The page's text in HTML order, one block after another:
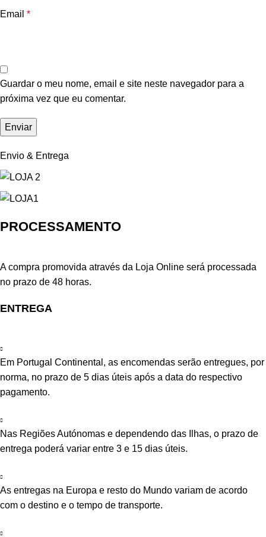
Email *
Guardar o meu nome, email e site neste navegador para a
próxima vez que eu comentar.
Envio & Entrega
PROCESSAMENTO
A compra promovida através da Loja Online será processada
no prazo de 48 horas.
ENTREGA
Em Portugal Continental, as encomendas serão entregues, por
norma, no prazo de 5 dias úteis após a data do respectivo
pagamento.
Nas Regiões Autónomas e dependendo das Ilhas, o prazo de
entrega poderá variar entre 3 e 15 dias úteis.
As entregas na Europa e resto do Mundo variam de acordo
com o destino e o tempo de transporte.